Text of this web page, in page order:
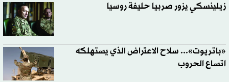
زيلينسكي يزور صربيا حليفة روسيا
«باتريوت»... سلاح الاعتراض الذي يستهلكه
اتساع الحروب